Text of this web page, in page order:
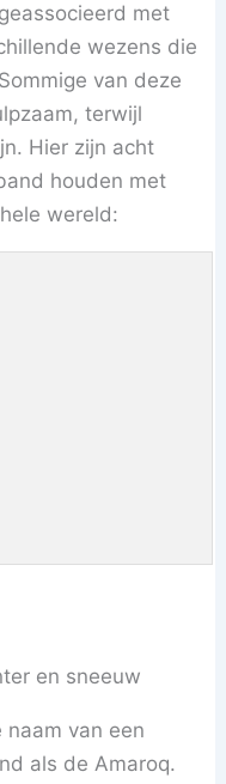
met
wezens die
van deze
terwijl
Hier zijn acht
houden met
wereld:
van een
als de Amaroq.